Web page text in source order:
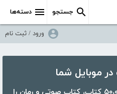
دسته‌ها جستجو
ورود / ثبت نام